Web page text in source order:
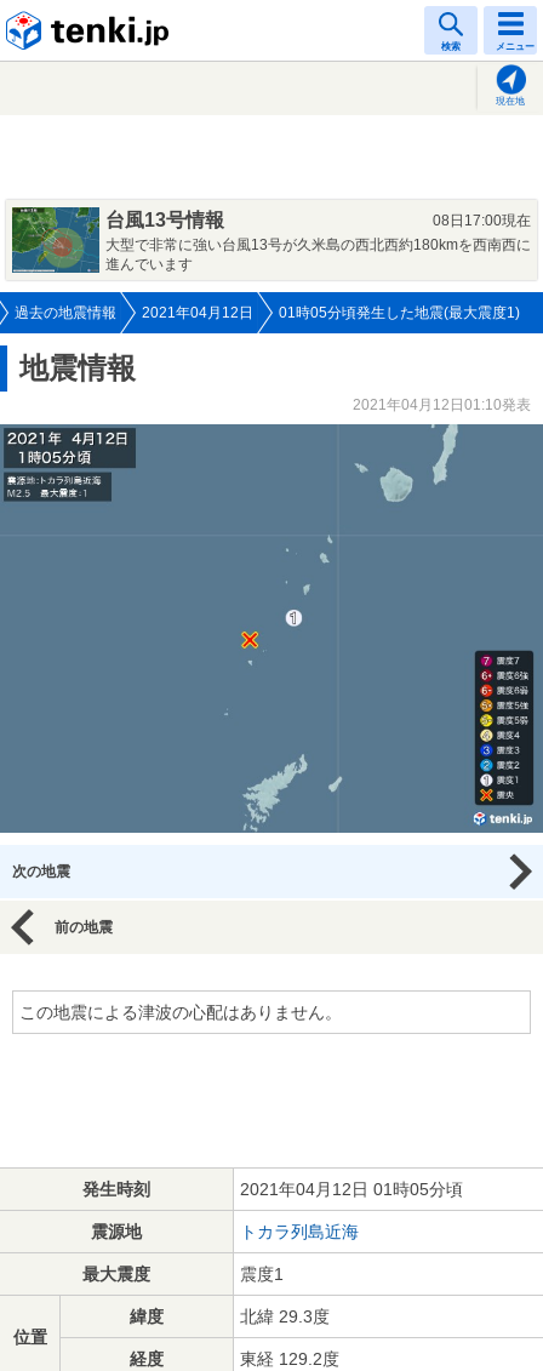
検索 メニュー
現在地
台風13号情報
08日17:00現在
大型で非常に強い台風13号が久米島の西北西約180kmを西南西に
進んでいます
過去の地震情報 2021年04月12日 01時05分頃発生した地震(最大震度1)
地震情報
2021年04月12日01:10発表
次の地震
前の地震
この地震による津波の心配はありません。
発生時刻 2021年04月12日 01時05分頃
震源地 トカラ列島近海
最大震度 震度1
位置
緯度 北緯 29.3度
経度 東経 129.2度